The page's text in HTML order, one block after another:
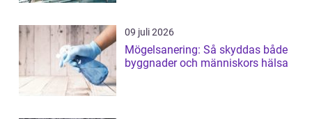
09 juli 2026
Mögelsanering: Så skyddas både
byggnader och människors hälsa